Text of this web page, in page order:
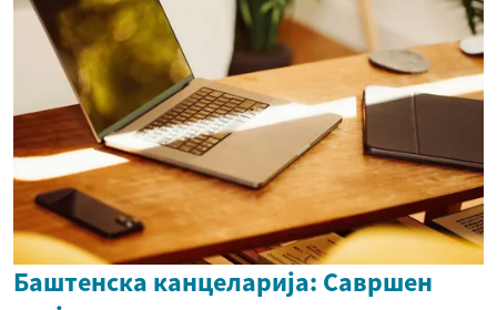
Баштенска канцеларија: Савршен